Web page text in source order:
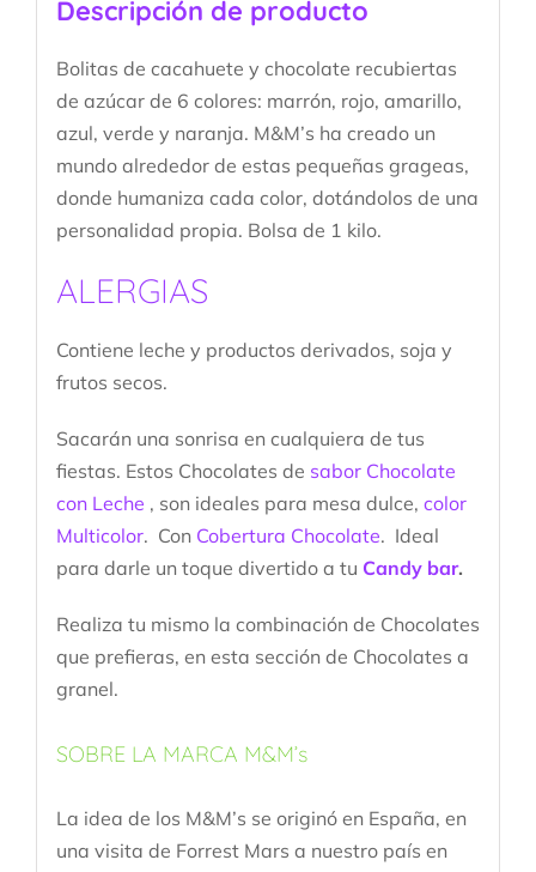
Descripción de producto
Bolitas de cacahuete y chocolate recubiertas
de azúcar de 6 colores: marrón, rojo, amarillo,
azul, verde y naranja. M&M’s ha creado un
mundo alrededor de estas pequeñas grageas,
donde humaniza cada color, dotándolos de una
personalidad propia. Bolsa de 1 kilo.
ALERGIAS
Contiene leche y productos derivados, soja y
frutos secos.
Sacarán una sonrisa en cualquiera de tus
fiestas. Estos Chocolates de sabor Chocolate
con Leche , son ideales para mesa dulce, color
Multicolor. Con Cobertura Chocolate. Ideal
para darle un toque divertido a tu Candy bar.
Realiza tu mismo la combinación de Chocolates
que prefieras, en esta sección de Chocolates a
granel.
SOBRE LA MARCA M&M’s
La idea de los M&M’s se originó en España, en
una visita de Forrest Mars a nuestro país en